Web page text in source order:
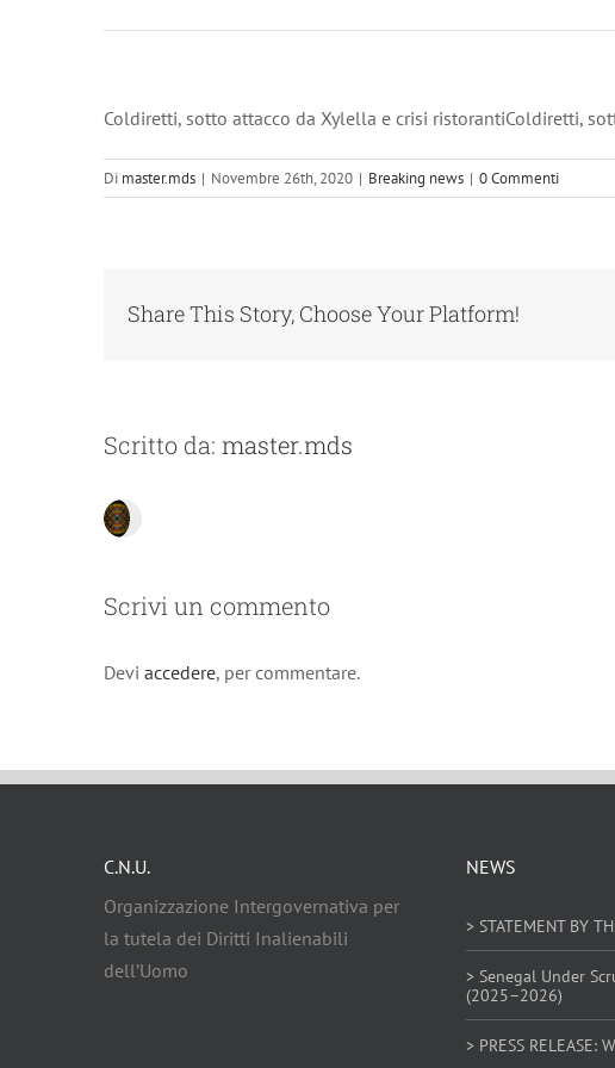
– ANSA.it
Coldiretti, sotto attacco da Xylella e crisi ristorantiColdiretti,
Di master.mds | Novembre 26th, 2020 | Breaking news | 0 Commenti
Share This Story, Choose Your Platform!
Scritto da: master.mds
Scrivi un commento
Devi accedere, per commentare.
C.N.U.
Organizzazione Intergovernativa per
la tutela dei Diritti Inalienabili
dell’Uomo
NEWS
> STATEMENT BY
> Senegal Under
(2025–2026)
> PRESS